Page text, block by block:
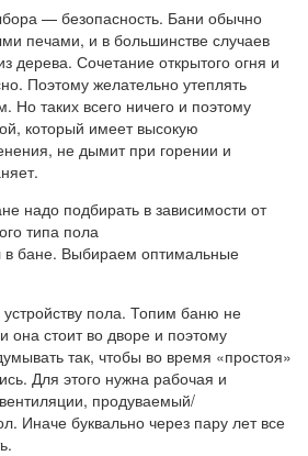
— безопасность. Бани обычно
печами, и в большинстве случаев
дерева. Сочетание открытого огня и
Поэтому желательно утеплять
Но таких всего ничего и поэтому
который имеет высокую
не дымит при горении и
в бане. Выбираем оптимальные
пола. Топим баню не
она стоит во дворе и поэтому
так, чтобы во время «простоя»
Для этого нужна рабочая и
продуваемый/
Иначе буквально через пару лет все